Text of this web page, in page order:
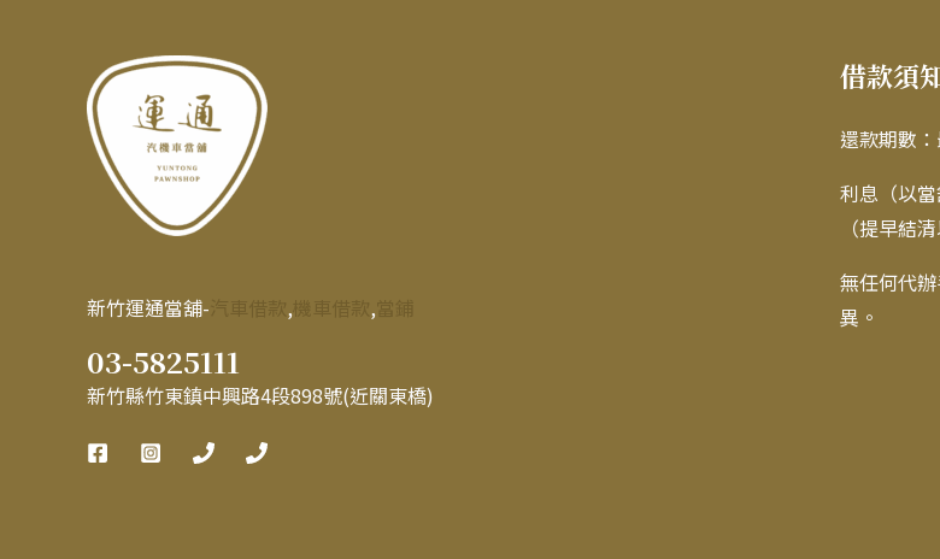
新竹運通當舖- , ,
03-5825111
新竹縣竹東鎮中興路4段898號(近關東橋)
借款須
還款期數
利息（以
（提早結
無任何代
異。